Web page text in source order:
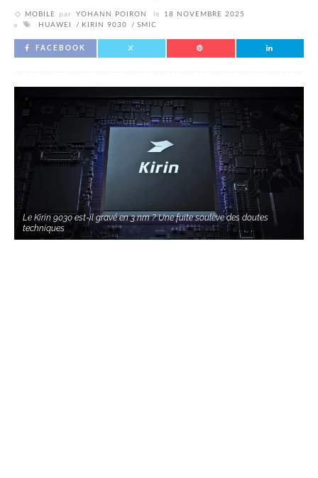
MOBILE par YOHANN POIRON le
18 NOVEMBRE 2025
HUAWEI
KIRIN 9030 SMIC
FACEBOOK
Le Kirin 9030 est-il gravé en 3 nm ? Une fuite soulève des doutes
techniques